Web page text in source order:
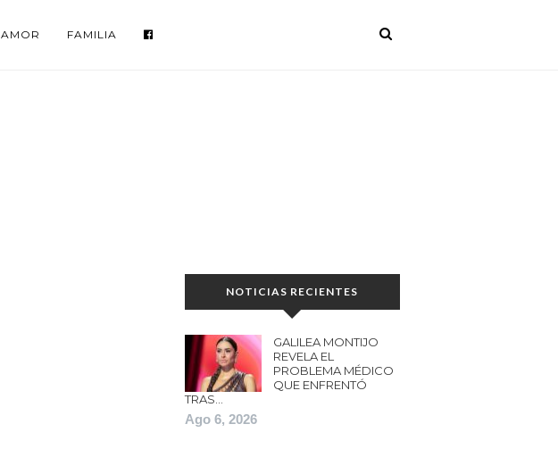
AMOR FAMILIA
NOTICIAS RECIENTES
GALILEA MONTIJO
REVELA EL
PROBLEMA MÉDICO
QUE ENFRENTÓ
TRAS…
Ago 6, 2026